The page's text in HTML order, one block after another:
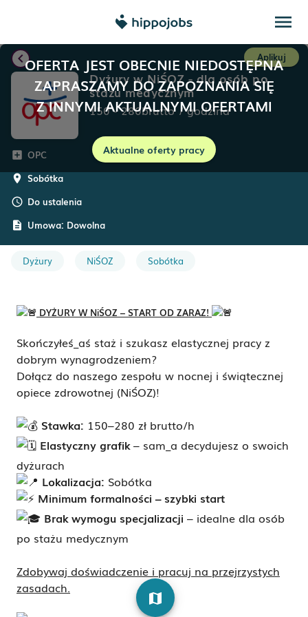
menu
OFERTA JEST OBECNIE NIEDOSTĘPNA
ZAPRASZAMY DO ZAPOZNANIA SIĘ
Z INNYMI AKTUALNYMI OFERTAMI
Aktualne oferty pracy
chevron_left Aplikuj
Dyżury w NiŚOZ - dla osób po
stażu medycznym
150-280brutto/godzina
add_box OPC
room Sobótka
schedule Do ustalenia
description Umowa: Dowolna
Dyżury NiŚOZ Sobótka
DYŻURY W NiŚOZ – START OD ZARAZ!
Skończyłeś_aś staż i szukasz elastycznej pracy z
dobrym wynagrodzeniem?
Dołącz do naszego zespołu w nocnej i świątecznej
opiece zdrowotnej (NiŚOZ)!
Stawka: 150–280 zł brutto/h
Elastyczny grafik– sam_a decydujesz o swoich
dyżurach
Lokalizacja: Sobótka
Minimum formalności – szybki start
Brak wymogu specjalizacji – idealne dla osób
po stażu medycznym
Zdobywaj doświadczenie i pracuj na przejrzystych
zasadach.
map